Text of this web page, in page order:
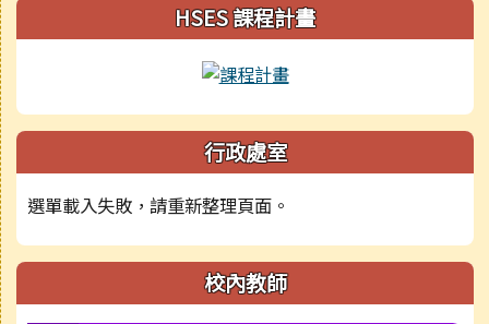
HSES 課程計畫
行政處室
選單載入失敗，請重新整理頁面。
校內教師